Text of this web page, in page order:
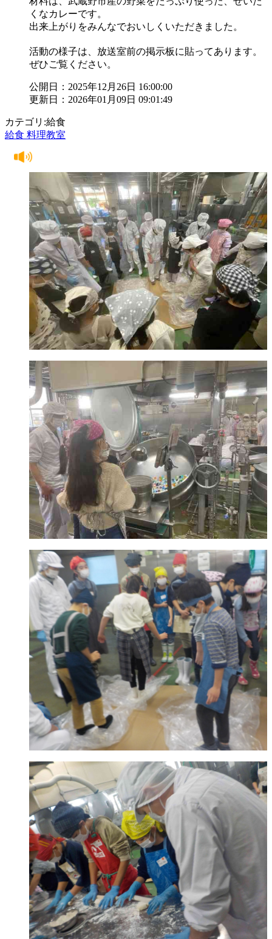
くなカレーです。
出来上がりをみんなでおいしくいただきました。
活動の様子は、放送室前の掲示板に貼ってあります。
ぜひご覧ください。
公開日：2025年12月26日 16:00:00
更新日：2026年01月09日 09:01:49
カテゴリ:給食
給食 料理教室